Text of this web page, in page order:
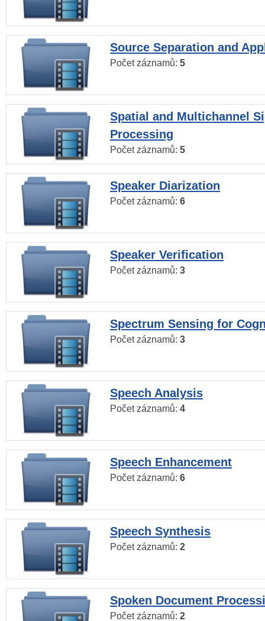
Source Separation and
Počet záznamů: 5
Spatial and Multichannel
Processing
Počet záznamů: 5
Speaker Diarization
Počet záznamů: 6
Speaker Verification
Počet záznamů: 3
Spectrum Sensing for
Počet záznamů: 3
Speech Analysis
Počet záznamů: 4
Speech Enhancement
Počet záznamů: 6
Speech Synthesis
Počet záznamů: 2
Spoken Document
Počet záznamů: 2